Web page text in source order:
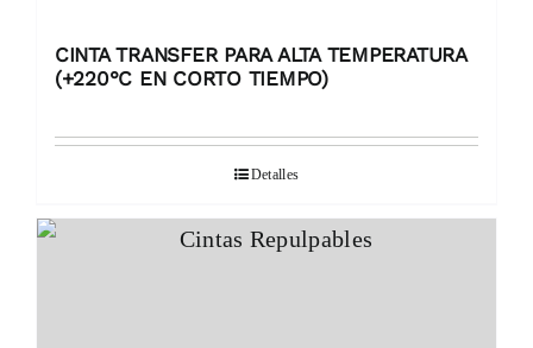
CINTA TRANSFER PARA ALTA TEMPERATURA
(+220°C EN CORTO TIEMPO)
Detalles